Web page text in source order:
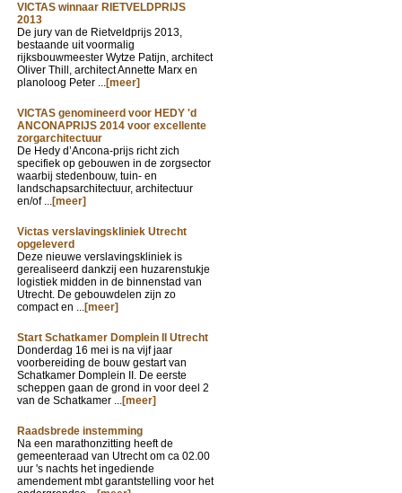
VICTAS winnaar RIETVELDPRIJS
2013
De jury van de Rietveldprijs 2013,
bestaande uit voormalig
rijksbouwmeester Wytze Patijn, architect
Oliver Thill, architect Annette Marx en
planoloog Peter ...[meer]
VICTAS genomineerd voor HEDY 'd
ANCONAPRIJS 2014 voor excellente
zorgarchitectuur
De Hedy d’Ancona-prijs richt zich
specifiek op gebouwen in de zorgsector
waarbij stedenbouw, tuin- en
landschapsarchitectuur, architectuur
en/of ...[meer]
Victas verslavingskliniek Utrecht
opgeleverd
Deze nieuwe verslavingskliniek is
gerealiseerd dankzij een huzarenstukje
logistiek midden in de binnenstad van
Utrecht. De gebouwdelen zijn zo
compact en ...[meer]
Start Schatkamer Domplein II Utrecht
Donderdag 16 mei is na vijf jaar
voorbereiding de bouw gestart van
Schatkamer Domplein II. De eerste
scheppen gaan de grond in voor deel 2
van de Schatkamer ...[meer]
Raadsbrede instemming
Na een marathonzitting heeft de
gemeenteraad van Utrecht om ca 02.00
uur 's nachts het ingediende
amendement mbt garantstelling voor het